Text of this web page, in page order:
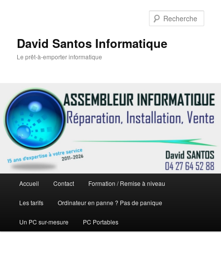
David Santos Informatique
Le prêt-à-emporter informatique
principal
Aller
au
contenu
Accueil Contact Formation / Remise à niveau
Les tarifs Ordinateur en panne ? Pas de panique
Un PC sur-mesure PC Portables